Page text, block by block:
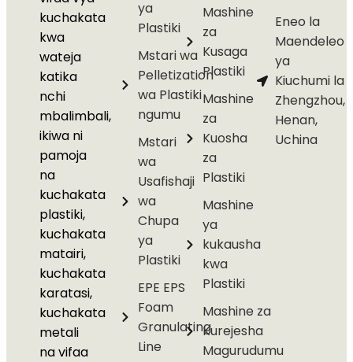
kuchakata
kwa
wateja
katika
nchi
mbalimbali,
ikiwa ni
pamoja
na
kuchakata
plastiki,
kuchakata
matairi,
kuchakata
karatasi,
kuchakata
metali
na vifaa
ya
Plastiki
Mstari wa
Pelletization
wa Plastiki
ngumu
Mstari
wa
Usafishaji
wa
Chupa
ya
Plastiki
EPE EPS
Foam
Granulating
Line
Mashine
za
Kusaga
Plastiki
Mashine
za
Kuosha
za
Plastiki
Mashine
ya
kukausha
kwa
Plastiki
Mashine za
Kurejesha
Magurudumu
Eneo la
Maendeleo
ya
Kiuchumi la
Zhengzhou,
Henan,
Uchina